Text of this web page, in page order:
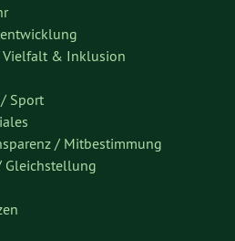
Vielfalt & Inklusion
Sport
/ Mitbestimmung
Gleichstellung